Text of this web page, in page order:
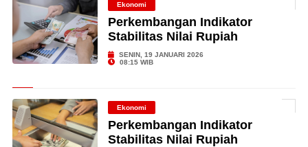
Ekonomi
Perkembangan Indikator
Stabilitas Nilai Rupiah
SENIN, 19 JANUARI 2026
08:15 WIB
Ekonomi
Perkembangan Indikator
Stabilitas Nilai Rupiah